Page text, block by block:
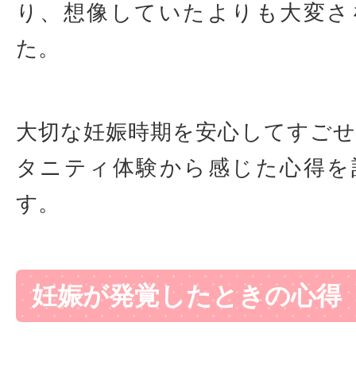
り、想像していたよりも大変
た。
大切な妊娠時期を安心してすご
タニティ体験から感じた心得
す。
妊娠が発覚したときの心得